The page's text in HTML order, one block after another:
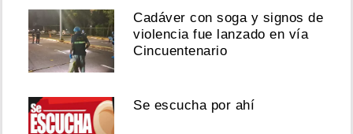
Cadáver con soga y signos de
violencia fue lanzado en vía
Cincuentenario
Se escucha por ahí